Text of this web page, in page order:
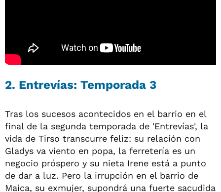
2. Entrevías: Temporada 3
Tras los sucesos acontecidos en el barrio en el
final de la segunda temporada de 'Entrevías', la
vida de Tirso transcurre feliz: su relación con
Gladys va viento en popa, la ferretería es un
negocio próspero y su nieta Irene está a punto
de dar a luz. Pero la irrupción en el barrio de
Maica, su exmujer, supondrá una fuerte sacudida